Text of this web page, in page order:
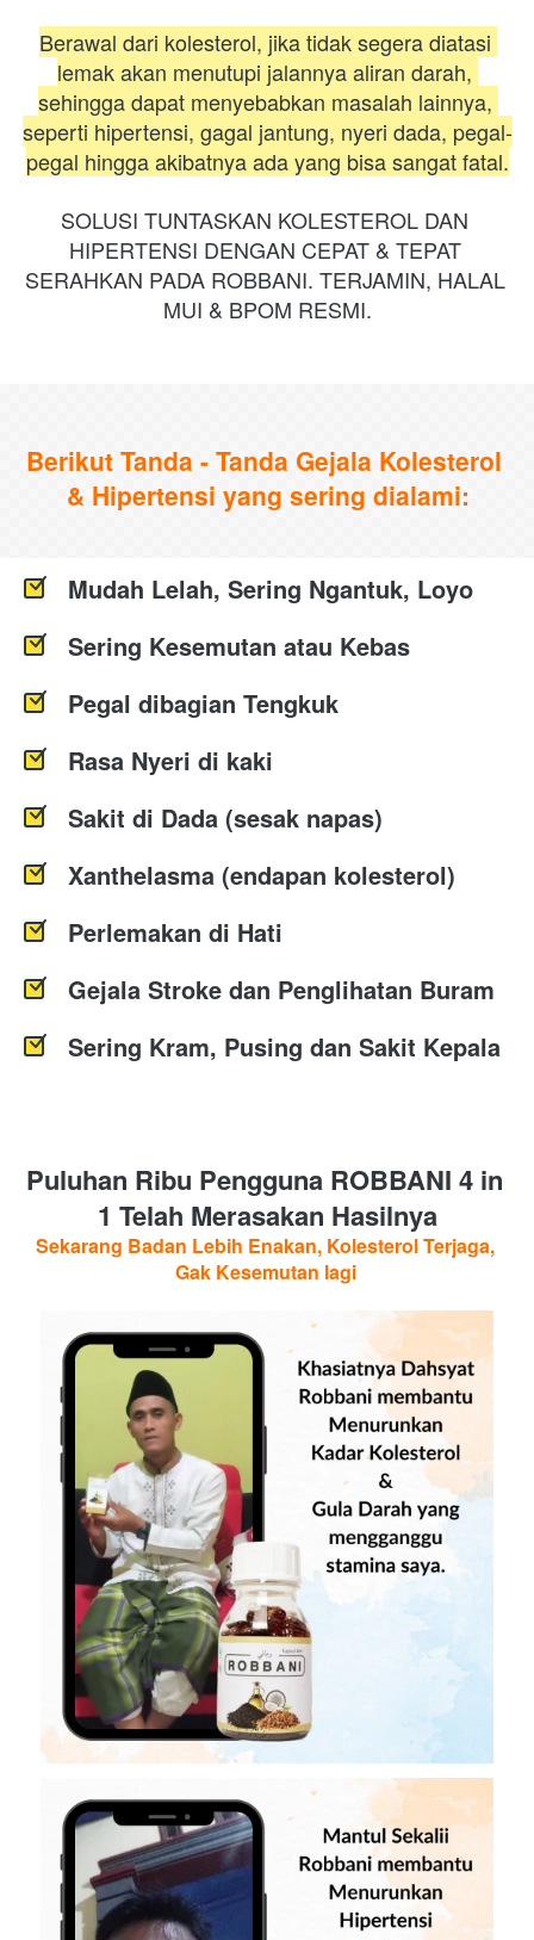
Berawal dari kolesterol, jika tidak segera diatasi
lemak akan menutupi jalannya aliran darah,
sehingga dapat menyebabkan masalah lainnya,
seperti hipertensi, gagal jantung, nyeri dada, pegal-
pegal hingga akibatnya ada yang bisa sangat fatal.
SOLUSI TUNTASKAN KOLESTEROL DAN
HIPERTENSI DENGAN CEPAT & TEPAT
SERAHKAN PADA ROBBANI. TERJAMIN, HALAL
MUI & BPOM RESMI.
Berikut Tanda - Tanda Gejala Kolesterol
& Hipertensi yang sering dialami:
Mudah Lelah, Sering Ngantuk, Loyo
Sering Kesemutan atau Kebas
Pegal dibagian Tengkuk
Rasa Nyeri di kaki
Sakit di Dada (sesak napas)
Xanthelasma (endapan kolesterol)
Perlemakan di Hati
Gejala Stroke dan Penglihatan Buram
Sering Kram, Pusing dan Sakit Kepala
Puluhan Ribu Pengguna ROBBANI 4 in
1 Telah Merasakan Hasilnya
Sekarang Badan Lebih Enakan, Kolesterol Terjaga,
Gak Kesemutan lagi